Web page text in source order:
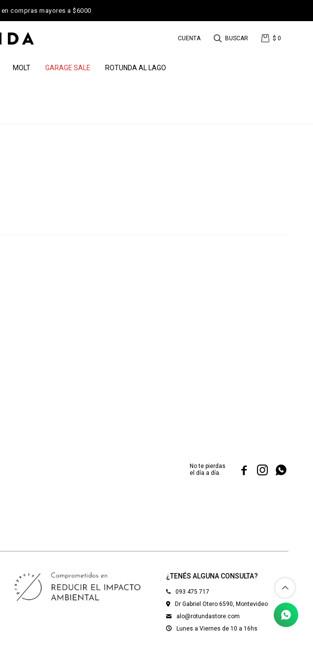
en compras mayores a $6000
MOLT GARAGE SALE ROTUNDA AL LAGO
$ 0
¿TENÉS ALGUNA CONSULTA?
093 475 717
Dr Gabriel Otero 6590, Montevideo
alo@rotundastore.com
Lunes a Viernes de 10 a 16hs
No te pierdas
el día a día.
  